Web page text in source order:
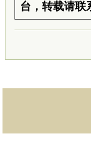
台，转载请联